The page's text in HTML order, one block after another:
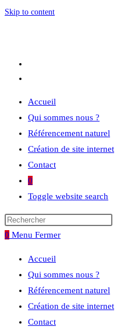
Skip to content
Accueil
Qui sommes nous ?
Référencement naturel
Création de site internet
Contact
0
Toggle website search
0 Menu Fermer
Accueil
Qui sommes nous ?
Référencement naturel
Création de site internet
Contact